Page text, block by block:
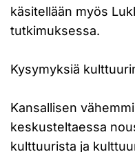
käsitellään myös
tutkimuksessa.
Kysymyksiä
Kansallisen
keskusteltaessa
kulttuurista ja